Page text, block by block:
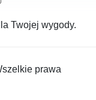
Twojej wygody.
prawa